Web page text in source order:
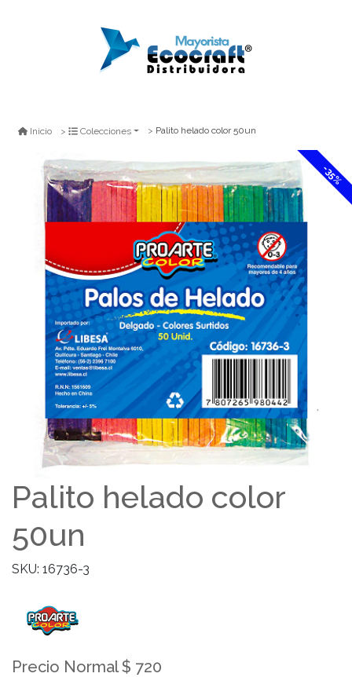
Inicio Colecciones Palito helado color 50un
-35%
Palito helado color
50un
SKU: 16736-3
Precio Normal $ 720